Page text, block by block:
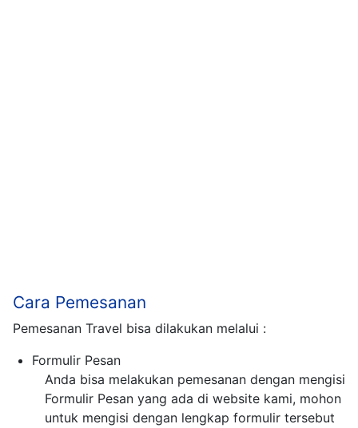
Cara Pemesanan
Pemesanan Travel bisa dilakukan melalui :
Formulir Pesan
Anda bisa melakukan pemesanan dengan mengisi
Formulir Pesan yang ada di website kami, mohon
untuk mengisi dengan lengkap formulir tersebut